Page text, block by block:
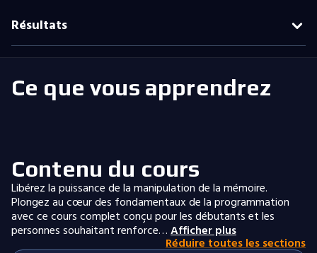
Résultats
Ce que vous apprendrez
Contenu du cours
Libérez la puissance de la manipulation de la mémoire.
Plongez au cœur des fondamentaux de la programmation
avec ce cours complet conçu pour les débutants et les
personnes souhaitant renforce…Afficher plus
Réduire toutes les sections